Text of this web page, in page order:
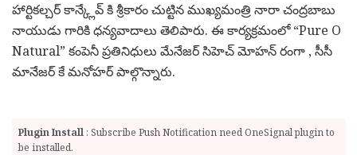
హార్టికల్చర్ కాన్క్లేవ్ కి శ్రీకారం చుట్టిన ముఖ్యమంత్రి నారా చంద్రబాబు
నాయుడు గారికి ధన్యవాదాలు తెలిపారు. ఈ కార్యక్రమంలో “Pure O
Natural” కంపెనీ ప్రతినిధులు మేనేజర్ సిహెచ్ మోహన్ రంగా , సీసీ
మానేజర్ కే మనోహర్ పాల్గొన్నారు.
Plugin Install : Subscribe Push Notification need OneSignal plugin to
be installed.